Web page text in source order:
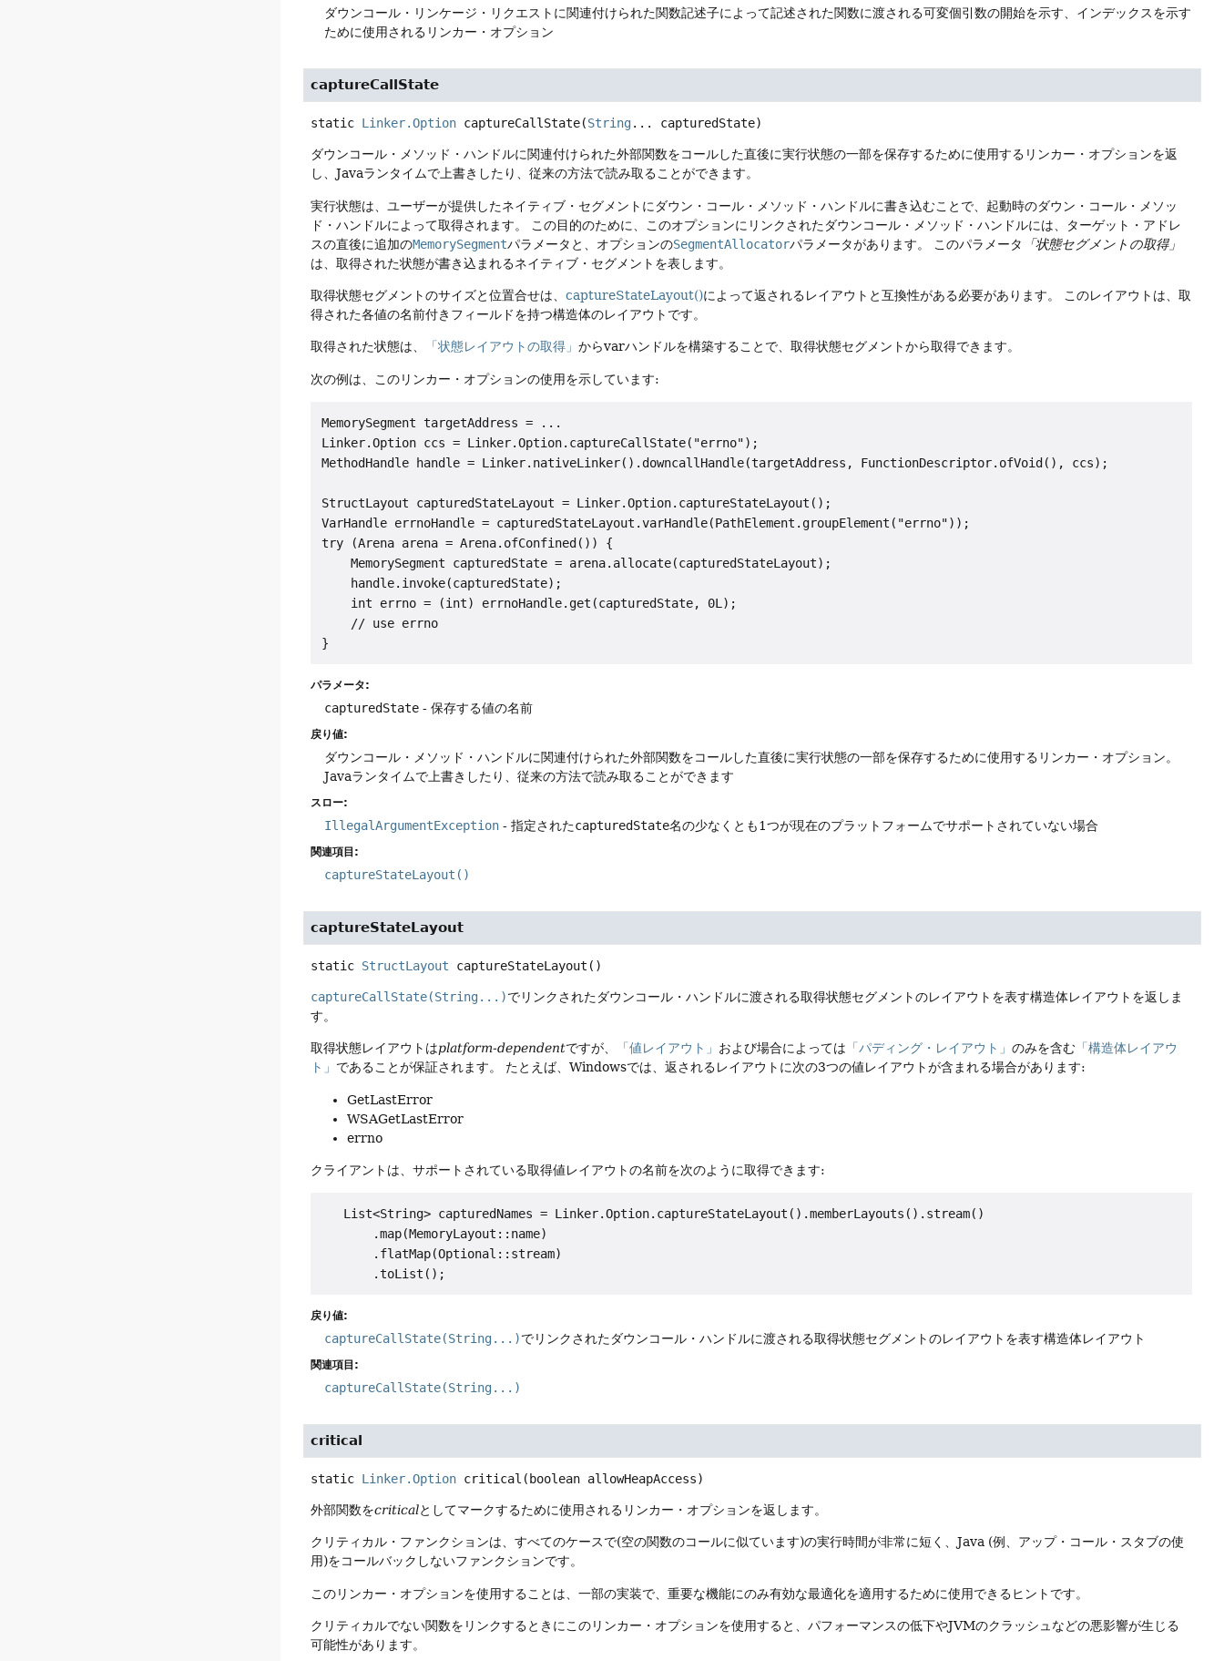
ダウンコール・リンケージ・リクエストに関連付けられた関数記述子によって記述された関数に渡される可変個引数の開始を示す、インデックスを示す
ために使用されるリンカー・オプション
captureCallState
static Linker.Option captureCallState(String... capturedState)
ダウンコール・メソッド・ハンドルに関連付けられた外部関数をコールした直後に実行状態の一部を保存するために使用するリンカー・オプションを返
し、Javaランタイムで上書きしたり、従来の方法で読み取ることができます。
実行状態は、ユーザーが提供したネイティブ・セグメントにダウン・コール・メソッド・ハンドルに書き込むことで、起動時のダウン・コール・メソッ
ド・ハンドルによって取得されます。
この目的のために、このオプションにリンクされたダウンコール・メソッド・ハンドルには、ターゲット・アドレ
スの直後に追加のMemorySegmentパラメータと、オプションのSegmentAllocatorパラメータがあります。 このパラメータ
「状態セグメントの取得」
は、取得された状態が書き込まれるネイティブ・セグメントを表します。
取得状態セグメントのサイズと位置合せは、captureStateLayout()によって返されるレイアウトと互換性がある必要があります。
このレイアウトは、取
得された各値の名前付きフィールドを持つ構造体のレイアウトです。
取得された状態は、 「状態レイアウトの取得」からvarハンドルを構築することで、取得状態セグメントから取得できます。
次の例は、このリンカー・オプションの使用を示しています:
MemorySegment targetAddress = ...
Linker.Option ccs = Linker.Option.captureCallState("errno");
MethodHandle handle = Linker.nativeLinker().downcallHandle(targetAddress, FunctionDescriptor.ofVoid(), ccs);
StructLayout capturedStateLayout = Linker.Option.captureStateLayout();
VarHandle errnoHandle = capturedStateLayout.varHandle(PathElement.groupElement("errno"));
try (Arena arena = Arena.ofConfined()) {
    MemorySegment capturedState = arena.allocate(capturedStateLayout);
    handle.invoke(capturedState);
    int errno = (int) errnoHandle.get(capturedState, 0L);
    // use errno
パラメータ:
capturedState - 保存する値の名前
戻り値:
ダウンコール・メソッド・ハンドルに関連付けられた外部関数をコールした直後に実行状態の一部を保存するために使用するリンカー・オプション。
Javaランタイムで上書きしたり、従来の方法で読み取ることができます
スロー:
IllegalArgumentException - 指定されたcapturedState名の少なくとも1つが現在のプラットフォームでサポートされていない場合
関連項目:
captureStateLayout()
captureStateLayout
static StructLayout captureStateLayout ()
captureCallState(String...)でリンクされたダウンコール・ハンドルに渡される取得状態セグメントのレイアウトを表す構造体レイアウトを返しま
す。
取得状態レイアウトはplatform-dependentですが、 「値レイアウト」 および場合によっては 「パディング・レイアウト」のみを含む 「構造体レイアウ
ト」 であることが保証されます。 たとえば、Windowsでは、返されるレイアウトに次の3つの値レイアウトが含まれる場合があります:
GetLastError
WSAGetLastError
errno
クライアントは、サポートされている取得値レイアウトの名前を次のように取得できます:
   List<String> capturedNames = Linker.Option.captureStateLayout().memberLayouts().stream()
       .map(MemoryLayout::name)
       .flatMap(Optional::stream)
戻り値:
captureCallState(String...)でリンクされたダウンコール・ハンドルに渡される取得状態セグメントのレイアウトを表す構造体レイアウト
関連項目:
captureCallState(String...)
critical
static Linker.Option critical (boolean allowHeapAccess)
外部関数をcriticalとしてマークするために使用されるリンカー・オプションを返します。
クリティカル・ファンクションは、すべてのケースで(空の関数のコールに似ています)の実行時間が非常に短く、Java (例、アップ・コール・スタブの使
用)をコールバックしないファンクションです。
このリンカー・オプションを使用することは、一部の実装で、重要な機能にのみ有効な最適化を適用するために使用できるヒントです。
クリティカルでない関数をリンクするときにこのリンカー・オプションを使用すると、パフォーマンスの低下やJVMのクラッシュなどの悪影響が生じる
可能性があります。